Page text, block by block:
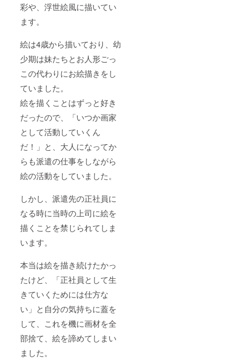
彩や、浮世絵風に描いてい
ます。
絵は4歳から描いており、幼
少期は妹たちとお人形ごっ
この代わりにお絵描きをし
ていました。
絵を描くことはずっと好き
だったので、「いつか画家
として活動していくん
だ！」と、大人になってか
らも派遣の仕事をしながら
絵の活動をしていました。
しかし、派遣先の正社員に
なる時に当時の上司に絵を
描くことを禁じられてしま
います。
本当は絵を描き続けたかっ
たけど、「正社員として生
きていくためには仕方な
い」と自分の気持ちに蓋を
して、これを機に画材を全
部捨て、絵を諦めてしまい
ました。